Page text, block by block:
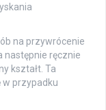
na przywrócenie
następnie ręcznie
kształt. Ta
przypadku